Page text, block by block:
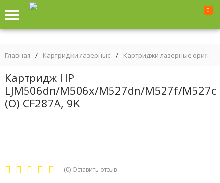
0
Главная / Картриджи лазерные / Картриджи лазерные
Картридж HP
LJM506dn/M506x/M527dn/M527f/M527c
(O) CF287A, 9K
(0) Оставить отзыв